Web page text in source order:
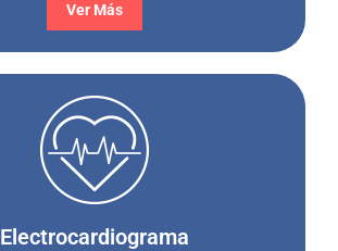
Ver Más
Electrocardiograma